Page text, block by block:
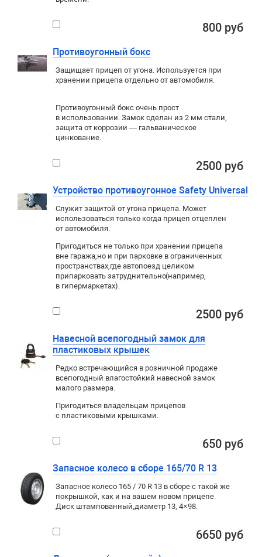
800 руб
Противоугонный бокс
Защищает прицеп от угона. Используется при
хранении прицепа отдельно от автомобиля.
Противоугонный бокс очень прост
в использовании. Замок сделан из 2 мм стали,
защита от коррозии — гальваническое
цинкование.
2500 руб
Устройство противоугонное Safety Universal
Служит защитой от угона прицепа. Может
использоваться только когда прицеп отцеплен
от автомобиля.
Пригодиться не только при хранении прицепа
вне гаража,но и при парковке в ограниченных
пространствах,где автопоезд целиком
припарковать затруднительно(например,
в гипермаркетах).
2500 руб
Навесной всепогодный замок для
пластиковых крышек
Редко встречающийся в розничной продаже
всепогодный влагостойкий навесной замок
малого размера.
Пригодиться владельцам прицепов
с пластиковыми крышками.
650 руб
Запасное колесо в сборе 165/70 R 13
Запасное колесо 165 / 70 R 13 в сборе с такой же
покрышкой,как и на вашем новом прицепе.
Диск штампованный,диаметр 13, 4×98.
6650 руб